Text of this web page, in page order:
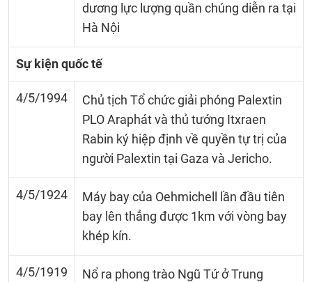
dương lực lượng quần chúng diễn ra tại
Hà Nội
Sự kiện quốc tế
4/5/1994
Chủ tịch Tổ chức giải phóng Palextin
PLO Araphát và thủ tướng Itxraen
Rabin ký hiệp định về quyền tự trị của
người Palextin tại Gaza và Jericho.
4/5/1924
Máy bay của Oehmichell lần đầu tiên
bay lên thẳng được 1km với vòng bay
khép kín.
4/5/1919
Nổ ra phong trào Ngũ Tứ ở Trung